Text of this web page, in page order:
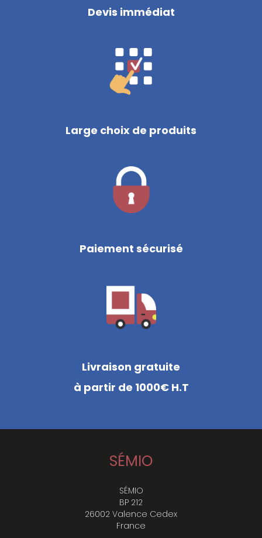
Devis immédiat
Large choix de produits
Paiement sécurisé
Livraison gratuite
à partir de 1000€ H.T
SÉMIO
SÉMIO
BP 212
26002 Valence Cedex
France